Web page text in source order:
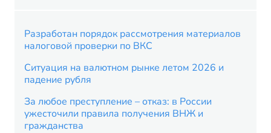
Разработан порядок рассмотрения материалов
налоговой проверки по ВКС
Ситуация на валютном рынке летом 2026 и
падение рубля
За любое преступление – отказ: в России
ужесточили правила получения ВНЖ и
гражданства